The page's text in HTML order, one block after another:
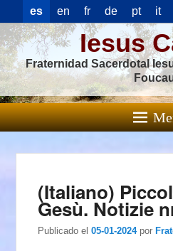
es en fr de pt it
Iesus
Fraternidad Sacerdotal
(Italiano)
Gesù. Notizie
Publicado el 05-01-2024 por